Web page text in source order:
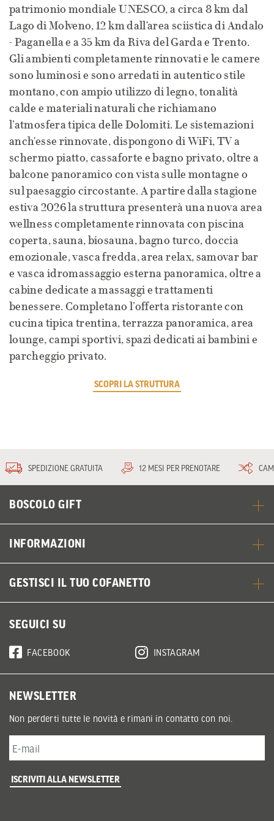
patrimonio mondiale UNESCO, a circa 8 km dal
Lago di Molveno, 12 km dall'area sciistica di Andalo
- Paganella e a 35 km da Riva del Garda e Trento.
Gli ambienti completamente rinnovati e le camere
sono luminosi e sono arredati in autentico stile
montano, con ampio utilizzo di legno, tonalità
calde e materiali naturali che richiamano
l’atmosfera tipica delle Dolomiti. Le sistemazioni
anch'esse rinnovate, dispongono di WiFi, TV a
schermo piatto, cassaforte e bagno privato, oltre a
balcone panoramico con vista sulle montagne o
sul paesaggio circostante. A partire dalla stagione
estiva 2026 la struttura presenterà una nuova area
wellness completamente rinnovata con piscina
coperta, sauna, biosauna, bagno turco, doccia
emozionale, vasca fredda, area relax, samovar bar
e vasca idromassaggio esterna panoramica, oltre a
cabine dedicate a massaggi e trattamenti
benessere. Completano l’offerta ristorante con
cucina tipica trentina, terrazza panoramica, area
lounge, campi sportivi, spazi dedicati ai bambini e
parcheggio privato.
SCOPRI LA STRUTTURA
SPEDIZIONE GRATUITA 12 MESI PER PRENOTARE
BOSCOLO GIFT
INFORMAZIONI
GESTISCI IL TUO COFANETTO
SEGUICI SU
FACEBOOK INSTAGRAM
NEWSLETTER
Non perderti tutte le novità e rimani in contatto con noi.
ISCRIVITI ALLA NEWSLETTER